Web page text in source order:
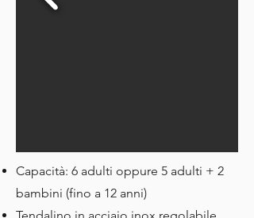
Capacità: 6 adulti oppure 5 adulti + 2
bambini (fino a 12 anni)